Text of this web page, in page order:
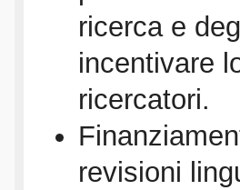
ricerca e
incentivare
ricercatori.
revisioni